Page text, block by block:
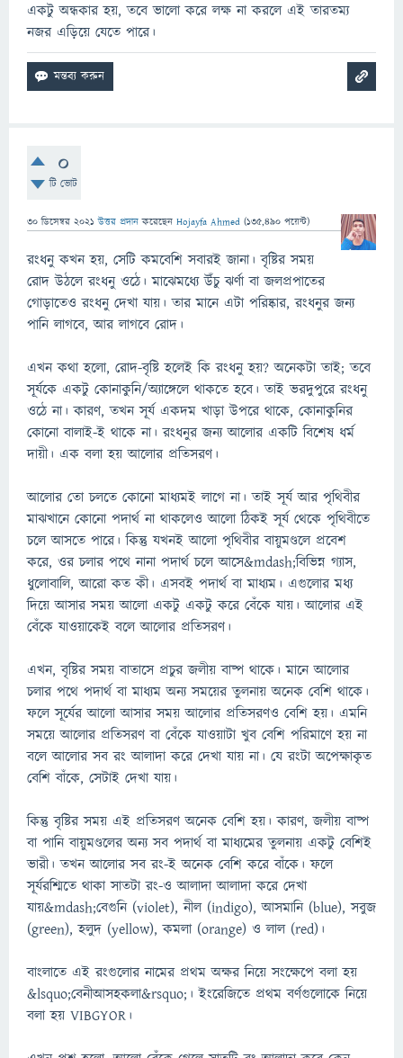
একটু অন্ধকার হয়, তবে ভালো করে লক্ষ না করলে এই তারতম্য
নজর এড়িয়ে যেতে পারে।
0
টি ভোট
30 ডিসেম্বর 2021 উত্তর প্রদান করেছেন Hojayfa Ahmed (135,490 পয়েন্ট)
রংধনু কখন হয়, সেটি কমবেশি সবারই জানা। বৃষ্টির সময়
রোদ উঠলে রংধনু ওঠে। মাঝেমধ্যে উঁচু ঝর্ণা বা জলপ্রপাতের
গোড়াতেও রংধনু দেখা যায়। তার মানে এটা পরিষ্কার, রংধনুর জন্য
পানি লাগবে, আর লাগবে রোদ।
এখন কথা হলো, রোদ-বৃষ্টি হলেই কি রংধনু হয়? অনেকটা তাই; তবে
সূর্যকে একটু কোনাকুনি/অ্যাঙ্গেলে থাকতে হবে। তাই ভরদুপুরে রংধনু
ওঠে না। কারণ, তখন সূর্য একদম খাড়া উপরে থাকে, কোনাকুনির
কোনো বালাই-ই থাকে না। রংধনুর জন্য আলোর একটি বিশেষ ধর্ম
দায়ী। এক বলা হয় আলোর প্রতিসরণ।
আলোর তো চলতে কোনো মাধ্যমই লাগে না। তাই সূর্য আর পৃথিবীর
মাঝখানে কোনো পদার্থ না থাকলেও আলো ঠিকই সূর্য থেকে পৃথিবীতে
চলে আসতে পারে। কিন্তু যখনই আলো পৃথিবীর বায়ুমণ্ডলে প্রবেশ
করে, ওর চলার পথে নানা পদার্থ চলে আসে&mdash;বিভিন্ন গ্যাস,
ধুলোবালি, আরো কত কী। এসবই পদার্থ বা মাধ্যম। এগুলোর মধ্য
দিয়ে আসার সময় আলো একটু একটু করে বেঁকে যায়। আলোর এই
বেঁকে যাওয়াকেই বলে আলোর প্রতিসরণ।
এখন, বৃষ্টির সময় বাতাসে প্রচুর জলীয় বাষ্প থাকে। মানে আলোর
চলার পথে পদার্থ বা মাধ্যম অন্য সময়ের তুলনায় অনেক বেশি থাকে।
ফলে সূর্যের আলো আসার সময় আলোর প্রতিসরণও বেশি হয়। এমনি
সময়ে আলোর প্রতিসরণ বা বেঁকে যাওয়াটা খুব বেশি পরিমাণে হয় না
বলে আলোর সব রং আলাদা করে দেখা যায় না। যে রংটা অপেক্ষাকৃত
বেশি বাঁকে, সেটাই দেখা যায়।
কিন্তু বৃষ্টির সময় এই প্রতিসরণ অনেক বেশি হয়। কারণ, জলীয় বাষ্প
বা পানি বায়ুমণ্ডলের অন্য সব পদার্থ বা মাধ্যমের তুলনায় একটু বেশিই
ভারী। তখন আলোর সব রং-ই অনেক বেশি করে বাঁকে। ফলে
সূর্যরশ্মিতে থাকা সাতটা রং-ও আলাদা আলাদা করে দেখা
যায়&mdash;বেগুনি (violet), নীল (indigo), আসমানি (blue), সবুজ
(green), হলুদ (yellow), কমলা (orange) ও লাল (red)।
বাংলাতে এই রংগুলোর নামের প্রথম অক্ষর নিয়ে সংক্ষেপে বলা হয়
&lsquo;বেনীআসহকলা&rsquo;। ইংরেজিতে প্রথম বর্ণগুলোকে নিয়ে
বলা হয় VIBGYOR।